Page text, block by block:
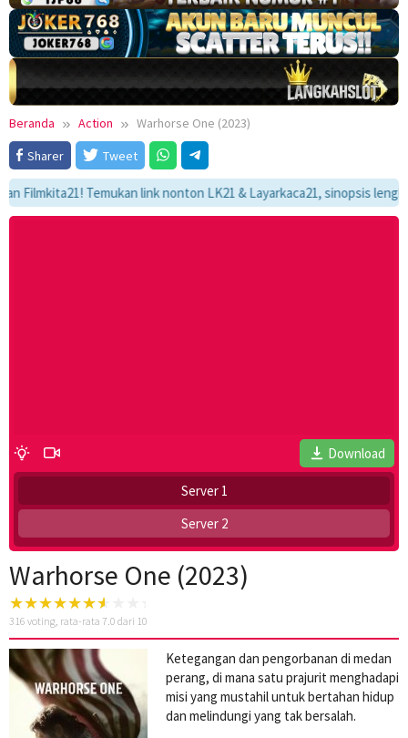
Beranda Action
Warhorse One (2023)
Sharer
Tweet
Temukan link nonton LK21 & Layarkaca21, sinopsis
Download
Server 1
Server 2
Warhorse One (2023)
316 voting, rata-rata 7.0 dari 10
Ketegangan dan pengorbanan di medan
perang, di mana satu prajurit menghadapi
misi yang mustahil untuk bertahan hidup
dan melindungi yang tak bersalah.